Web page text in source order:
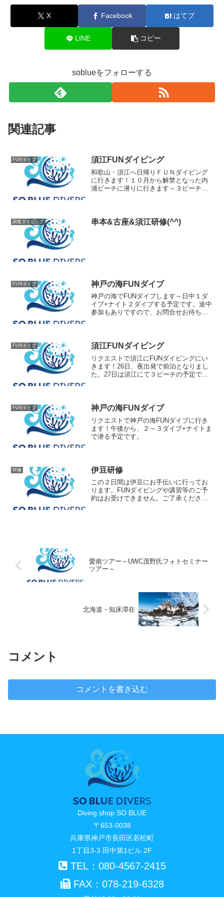
X Facebook はてブ
LINE コピー
soblueをフォローする
関連記事
FUNダイブ 須江FUNダイビング
和歌山・須江へ日帰りＦＵＮダイビング
に行きます！１０月から解禁となった内
浦ビーチに潜りに行きます～３ビーチの
＊17日～...
調査ダイビング 串本&古座&須江研修(^^)
FUNダイブ 神戸の海FUNダイブ
神戸の海でFUNダイブします～日中１ダ
イブ+ナイト２ダイブする予定です。途中
参加もありですので、お問合せお待ちし
FUNダイブ 須江FUNダイビング
リクエストで須江にFUNダイビングにい
きます！26日、夜出発で前泊となりまし
た。27日は須江にて３ビーチの予定で
FUNダイブ 神戸の海FUNダイブ
リクエストで神戸の海FUNダイブに行き
ます！午後から、２～３ダイブ+ナイトま
で潜る予定です。
研修 伊豆研修
この２日間は伊豆にお手伝いに行ってお
ります。FUNダイビングや講習等のご予
約はお受けできません。ご了承くださ
愛南ツアー～UWC茂野氏フォトセミナー
ツアー～
北海道・知床滞在
コメント
コメントを書き込む
Diving shop SO BLUE
〒653-0038
兵庫県神戸市長田区若松町
1丁目3-3 田中第1ビル 2F
TEL：080-4567-2415
FAX：078-219-6328